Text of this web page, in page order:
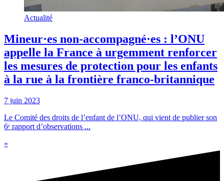
Actualité
Mineur·es non-accompagné·es : l’ONU
appelle la France à urgemment renforcer
les mesures de protection pour les enfants
à la rue à la frontière franco-britannique
7 juin 2023
Le Comité des droits de l’enfant de l’ONU, qui vient de publier son
6ᵉ rapport d’observations ...
»